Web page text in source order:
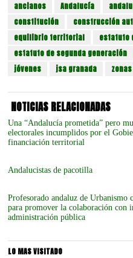
ancianos Andalucía
constitución
construcción
equilibrio territorial
estatuto
estatuto de segunda generación
jóvenes
jsa granada
NOTICIAS RELACIONADAS
Una “Andalucía prometida” pero
electorales incumplidos por el
financiación territorial
Andalucistas de pacotilla
Profesorado andaluz de
para promover la colaboración con
administración pública
LO MAS VISITADO